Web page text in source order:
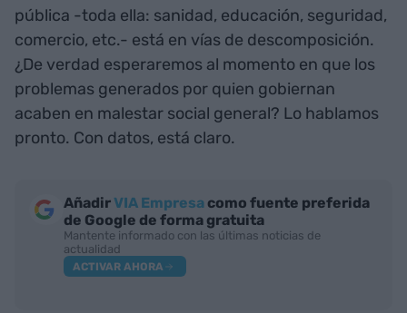
pública -toda ella: sanidad, educación, seguridad,
comercio, etc.- está en vías de descomposición.
¿De verdad esperaremos al momento en que los
problemas generados por quien gobiernan
acaben en malestar social general? Lo hablamos
pronto. Con datos, está claro.
AñadirVIA Empresa como fuente preferida
de Google de forma gratuita
Mantente informado con las últimas noticias de
actualidad
ACTIVAR AHORA